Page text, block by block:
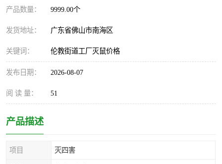
产品数量： 9999.00个
发货地址： 广东省佛山市南海区
关键词： 伦教街道工厂灭鼠价格
发布日期： 2026-08-07
阅 读 量： 51
产品描述
项目 灭四害